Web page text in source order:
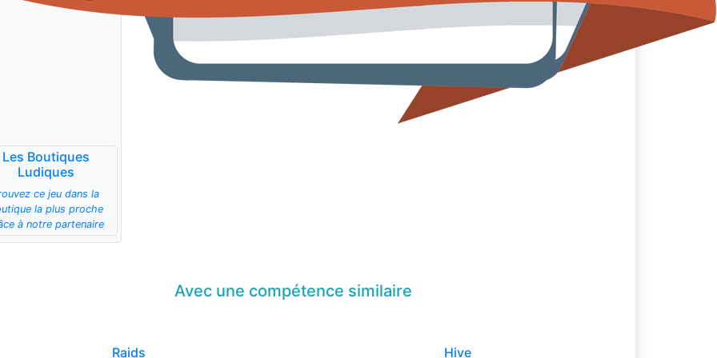
Les Boutiques
Ludiques
ce jeu dans la
la plus proche
à notre partenaire
Avec une compétence similaire
Raids Hive